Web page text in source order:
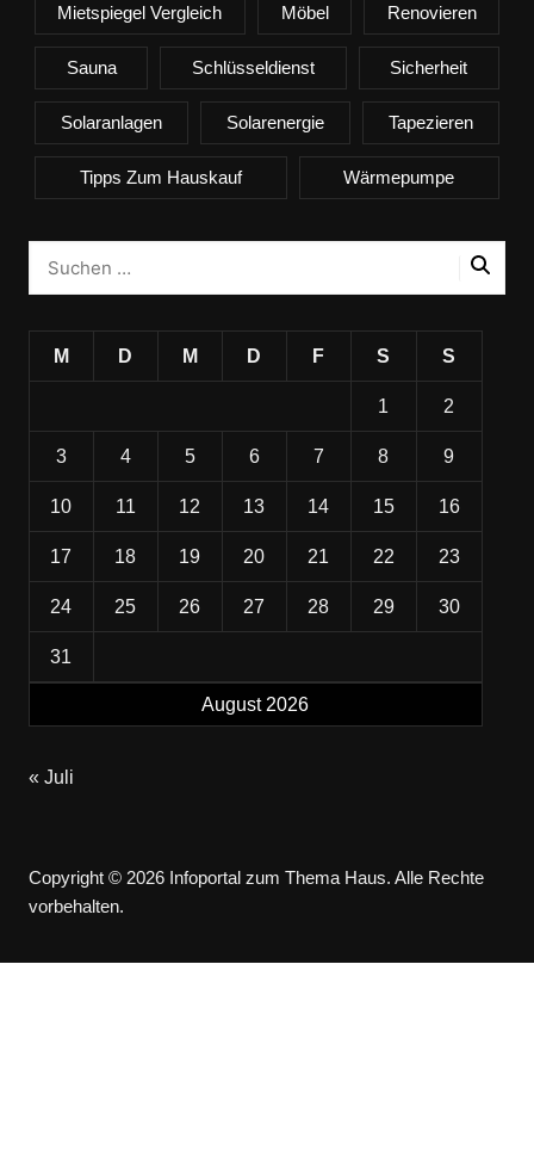
Mietspiegel Vergleich Möbel Renovieren
Sauna Schlüsseldienst Sicherheit
Solaranlagen Solarenergie Tapezieren
Tipps Zum Hauskauf Wärmepumpe
August 2026
M D M D F S S
1 2
3 4 5 6 7 8 9
10 11 12 13 14 15 16
17 18 19 20 21 22 23
24 25 26 27 28 29 30
31
« Juli
Copyright © 2026 Infoportal zum Thema Haus. Alle Rechte
vorbehalten.